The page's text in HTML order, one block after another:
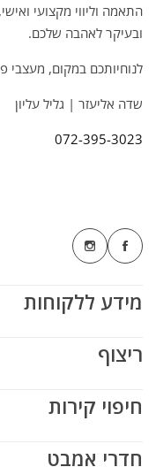
התאמה וליווי מקצועי
ובעיקר לאהבה שלכם.
לנוחיותכם במקום, מעצבי
שדה אליעזר | גליל עליון
072-395-3023
מידע ללקוחות
ריצוף
חיפוי קירות
חדרי אמבט